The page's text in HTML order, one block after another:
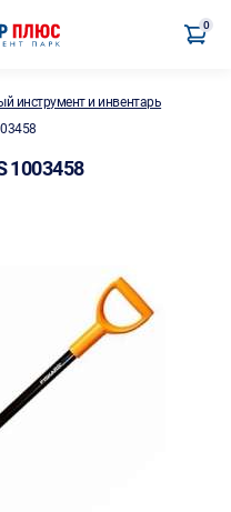
0
инструмент и инвентарь
1003458